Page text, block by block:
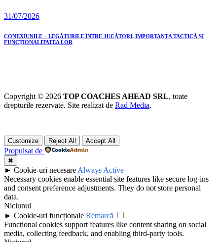
31/07/2026
CONEXIUNILE – LEGĂTURILE ÎNTRE JUCĂTORI, IMPORTANȚA TACTICĂ ȘI
FUNCȚIONALITATEA LOR
Copyright © 2026 TOP COACHES AHEAD SRL, toate
drepturile rezervate. Site realizat de Rad Media.
Customize Reject All Accept All
Propulsat de
✖
► Cookie-uri necesare Always Active
Necessary cookies enable essential site features like secure log-ins
and consent preference adjustments. They do not store personal
data.
Niciunul
► Cookie-uri funcționale Remarcă
Functional cookies support features like content sharing on social
media, collecting feedback, and enabling third-party tools.